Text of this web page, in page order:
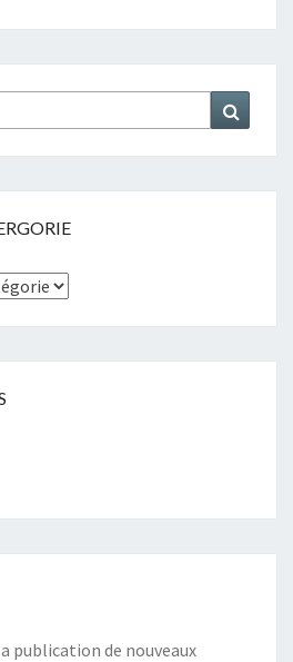
publication de nouveaux